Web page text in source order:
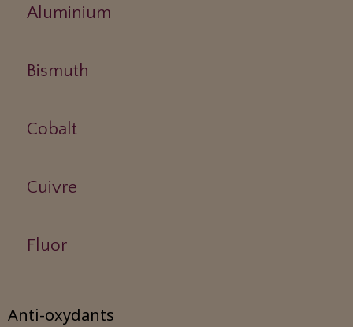
Aluminium
Bismuth
Cobalt
Cuivre
Fluor
Anti-oxydants